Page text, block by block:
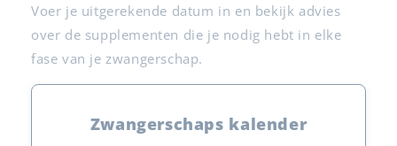
Voer je uitgerekende datum in en bekijk advies
over de supplementen die je nodig hebt in elke
fase van je zwangerschap.
Zwangerschaps kalender